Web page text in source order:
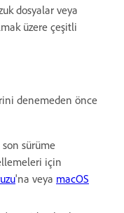
dosyalar veya
üzere çeşitli
denemeden önce
sürüme
için
'na veya macOS